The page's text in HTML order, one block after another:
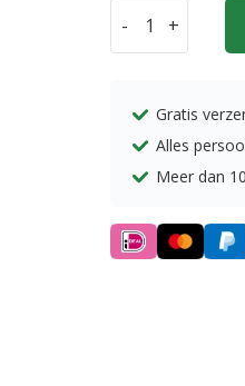
-
Barnsteen
multicolor
45cm
aantal
+
Gratis
Alles
Meer dan